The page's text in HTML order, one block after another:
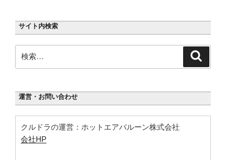
サイト内検索
索:
運営・お問い合わせ
クルドラの運営：ホットエアバルーン株式会社
会社HP